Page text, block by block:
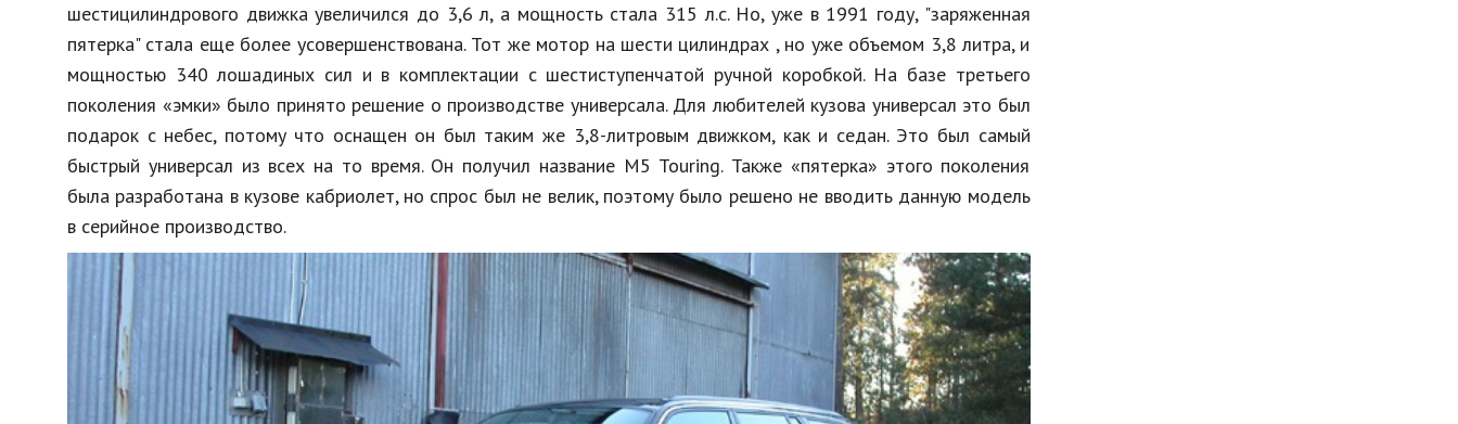
шестицилиндрового движка увеличился до 3,6 л, а мощность стала 315 л.с. Но, уже в 1991 году, "заряженная
пятерка" стала еще более усовершенствована. Тот же мотор на шести цилиндрах , но уже объемом 3,8 литра, и
мощностью 340 лошадиных сил и в комплектации с шестиступенчатой ручной коробкой. На базе третьего
поколения «эмки» было принято решение о производстве универсала. Для любителей кузова универсал это был
подарок с небес, потому что оснащен он был таким же 3,8-литровым движком, как и седан. Это был самый
быстрый универсал из всех на то время. Он получил название М5 Touring. Также «пятерка» этого поколения
была разработана в кузове кабриолет, но спрос был не велик, поэтому было решено не вводить данную модель
в серийное производство.